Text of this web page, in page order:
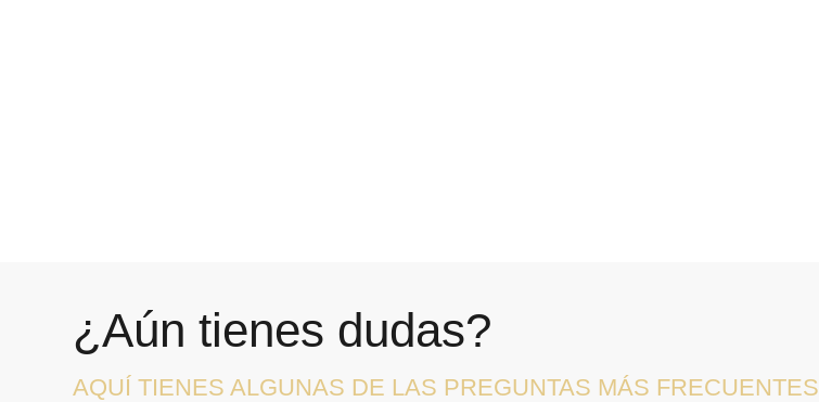
¿Aún tienes dudas?
AQUÍ TIENES ALGUNAS DE LAS PREGUNTAS MÁS FRECUENTES